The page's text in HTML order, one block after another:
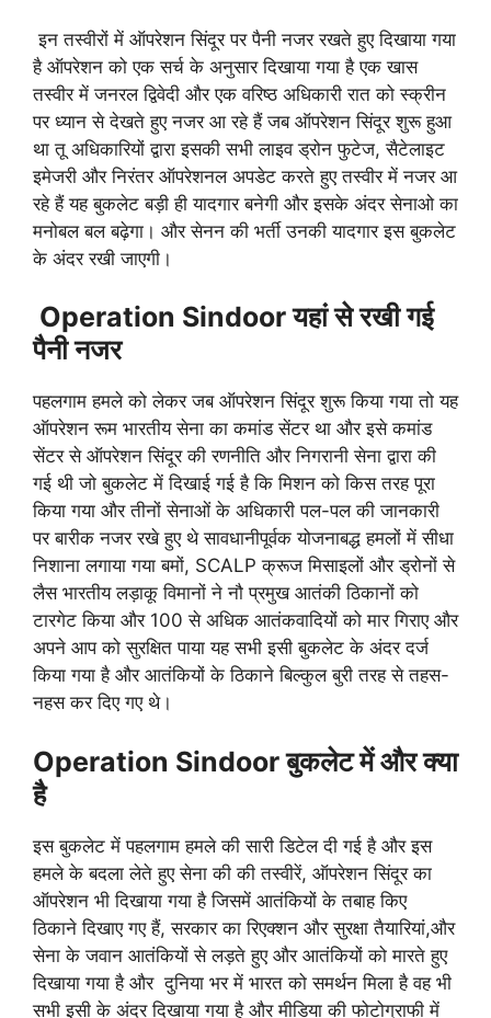
इन तस्वीरों में ऑपरेशन सिंदूर पर पैनी नजर रखते हुए दिखाया गया
है ऑपरेशन को एक सर्च के अनुसार दिखाया गया है एक खास
तस्वीर में जनरल द्विवेदी और एक वरिष्ठ अधिकारी रात को स्क्रीन
पर ध्यान से देखते हुए नजर आ रहे हैं जब ऑपरेशन सिंदूर शुरू हुआ
था तू अधिकारियों द्वारा इसकी सभी लाइव ड्रोन फुटेज, सैटेलाइट
इमेजरी और निरंतर ऑपरेशनल अपडेट करते हुए तस्वीर में नजर आ
रहे हैं यह बुकलेट बड़ी ही यादगार बनेगी और इसके अंदर सेनाओ का
मनोबल बल बढ़ेगा। और सेनन की भर्ती उनकी यादगार इस बुकलेट
के अंदर रखी जाएगी।
Operation Sindoorयहां से रखी गई
पैनी नजर
पहलगाम हमले को लेकर जब ऑपरेशन सिंदूर शुरू किया गया तो यह
ऑपरेशन रूम भारतीय सेना का कमांड सेंटर था और इसे कमांड
सेंटर से ऑपरेशन सिंदूर की रणनीति और निगरानी सेना द्वारा की
गई थी जो बुकलेट में दिखाई गई है कि मिशन को किस तरह पूरा
किया गया और तीनों सेनाओं के अधिकारी पल-पल की जानकारी
पर बारीक नजर रखे हुए थे सावधानीपूर्वक योजनाबद्ध हमलों में सीधा
निशाना लगाया गया बमों, SCALP क्रूज मिसाइलों और ड्रोनों से
लैस भारतीय लड़ाकू विमानों ने नौ प्रमुख आतंकी ठिकानों को
टारगेट किया और 100 से अधिक आतंकवादियों को मार गिराए और
अपने आप को सुरक्षित पाया यह सभी इसी बुकलेट के अंदर दर्ज
किया गया है और आतंकियों के ठिकाने बिल्कुल बुरी तरह से तहस-
नहस कर दिए गए थे।
Operation Sindoorबुकलेट में और क्या
है
इस बुकलेट में पहलगाम हमले की सारी डिटेल दी गई है और इस
हमले के बदला लेते हुए सेना की की तस्वीरें, ऑपरेशन सिंदूर का
ऑपरेशन भी दिखाया गया है जिसमें आतंकियों के तबाह किए
ठिकाने दिखाए गए हैं, सरकार का रिएक्शन और सुरक्षा तैयारियां,और
सेना के जवान आतंकियों से लड़ते हुए और आतंकियों को मारते हुए
दिखाया गया है और दुनिया भर में भारत को समर्थन मिला है वह भी
सभी इसी के अंदर दिखाया गया है और मीडिया की फोटोग्राफी में